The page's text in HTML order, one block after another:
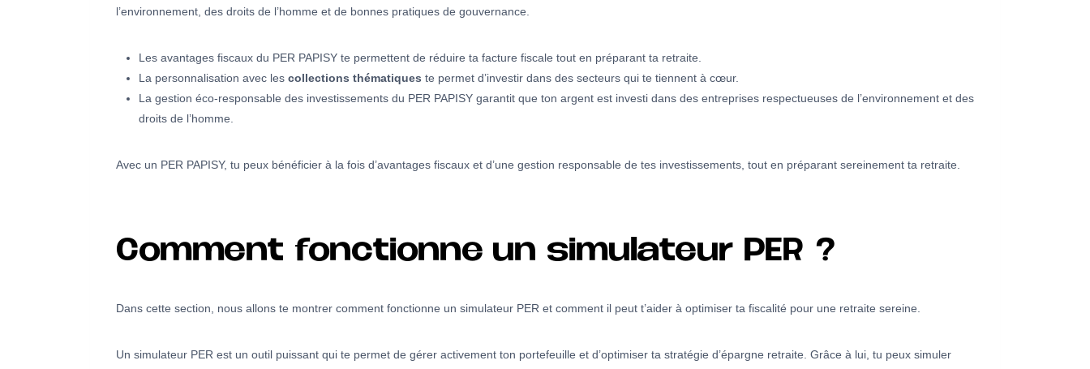
l’environnement, des droits de l’homme et de bonnes pratiques de gouvernance.
Les avantages fiscaux du PER PAPISY te permettent de réduire ta facture fiscale tout en préparant ta retraite.
La personnalisation avec les collections thématiques te permet d’investir dans des secteurs qui te tiennent à cœur.
La gestion éco-responsable des investissements du PER PAPISY garantit que ton argent est investi dans des entreprises respectueuses de l’environnement et des
droits de l’homme.
Avec un PER PAPISY, tu peux bénéficier à la fois d’avantages fiscaux et d’une gestion responsable de tes investissements, tout en préparant sereinement ta retraite.
Comment fonctionne un simulateur PER ?
Dans cette section, nous allons te montrer comment fonctionne un simulateur PER et comment il peut t’aider à optimiser ta fiscalité pour une retraite sereine.
Un simulateur PER est un outil puissant qui te permet de gérer activement ton portefeuille et d’optimiser ta stratégie d’épargne retraite. Grâce à lui, tu peux simuler